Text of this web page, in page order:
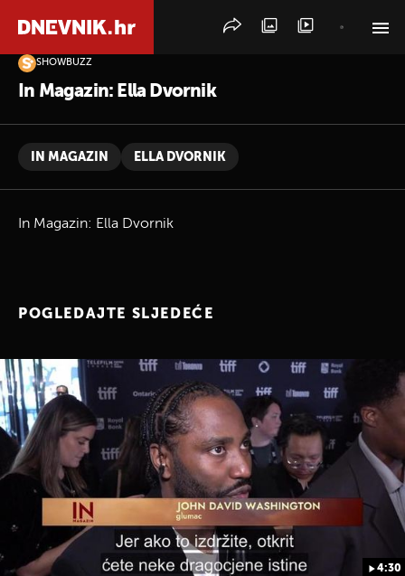
SHOWBUZZ
In Magazin: Ella Dvornik
IN MAGAZIN ELLA DVORNIK
In Magazin: Ella Dvornik
POGLEDAJTE SLJEDEĆE
4:30
PRETRAŽITE VIJESTI